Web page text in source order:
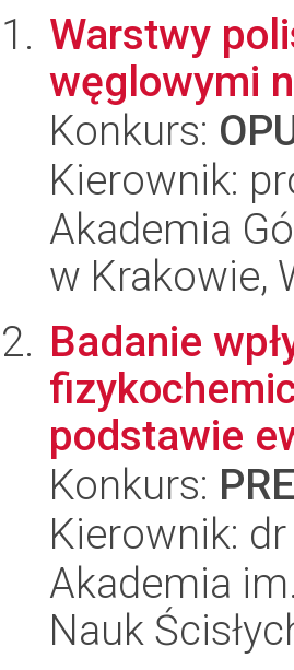
Warstwy
węglowymi
Konkurs:
Kierownik:
Akademia
w Krakowie,
Badanie
podstawie
Konkurs:
Kierownik:
Akademia
Nauk